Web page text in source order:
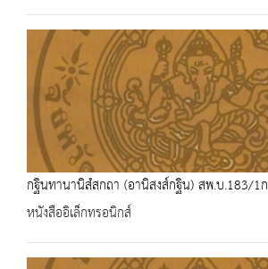
กฐินทานานิสํสกถา (อานิสงส์กฐิน) สพ.บ.183/1ก
หนังสืออิเล็กทรอนิกส์